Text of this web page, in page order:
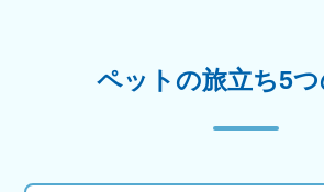
ペットの旅立ち5